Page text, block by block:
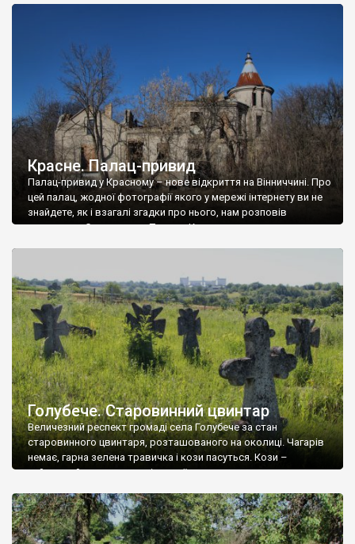
Красне. Палац-привид
Палац-привид у Красному – нове відкриття на Вінниччині. Про
цей палац, жодної фотографії якого у мережі інтернету ви не
знайдете, як і взагалі згадки про нього, нам розповів
мешканець Самгородка. Палац у Красному вразив не лише
Голубече. Старовинний цвинтар
Величезний респект громаді села Голубече за стан
старовинного цвинтаря, розташованого на околиці. Чагарів
немає, гарна зелена травичка і кози пасуться. Кози –
найкращий регулятор шкідливої, для старих кладовищ,
бруньками, кози ті бруньки обгризають, бо то улюблений
делікатес. На цвинтарі у Голубечому ціла колекція
різноманітних форм хрестів. Село відносно невелике, […]